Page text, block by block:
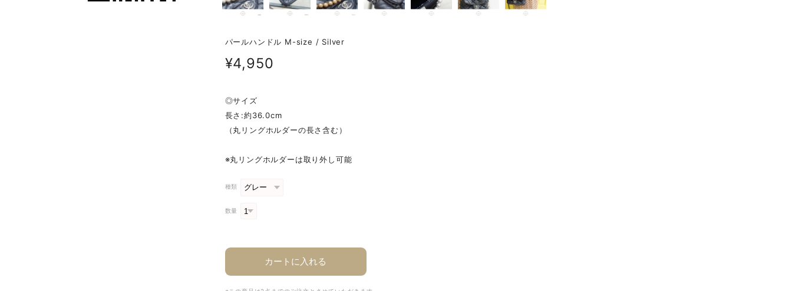
パールハンドル M-size / Silver
¥4,950
◎サイズ
長さ:約36.0cm
（丸リングホルダーの長さ含む）
※丸リングホルダーは取り外し可能
種類
数量
カートに入れる